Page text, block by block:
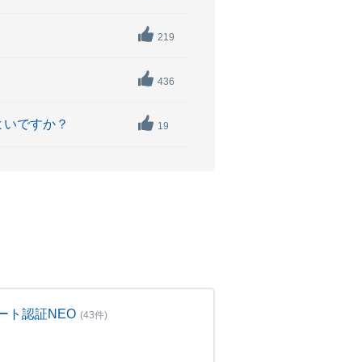
219
436
ですか？ 19
ト認証NEO (43件)